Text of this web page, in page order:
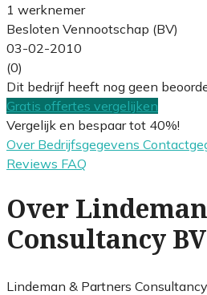
1 werknemer
Besloten Vennootschap (BV)
03-02-2010
(0)
Dit bedrijf heeft nog geen
Gratis offertes vergelijken
Vergelijk en bespaar tot 40%!
Over Bedrijfsgegevens
Reviews FAQ
Over
Consultancy BV
Lindeman & Partners